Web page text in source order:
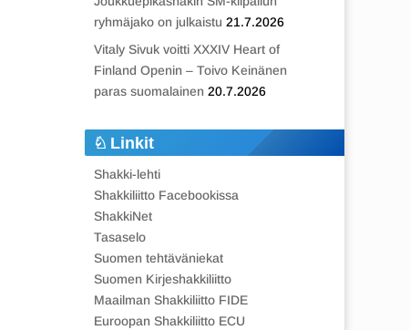
ryhmäjako on julkaistu 21.7.2026
Vitaly Sivuk voitti XXXIV Heart of
Finland Openin – Toivo Keinänen
paras suomalainen 20.7.2026
Linkit
Shakki-lehti
Shakkiliitto Facebookissa
ShakkiNet
Tasaselo
Suomen tehtäväniekat
Suomen Kirjeshakkiliitto
Maailman Shakkiliitto FIDE
Euroopan Shakkiliitto ECU